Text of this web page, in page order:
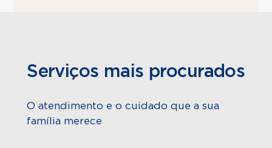
Serviços mais procurados
O atendimento e o cuidado que a sua
família merece